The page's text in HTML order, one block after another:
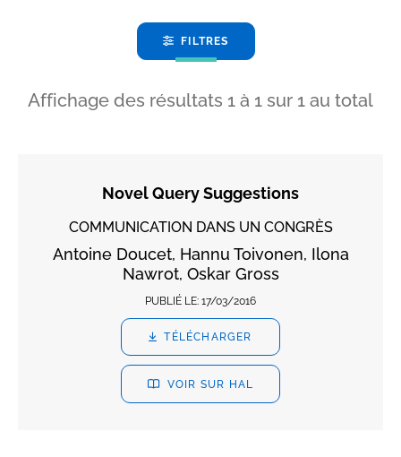
FILTRES
Affichage des résultats 1 à 1 sur 1 au total
Novel Query Suggestions
COMMUNICATION DANS UN CONGRÈS
Antoine Doucet, Hannu Toivonen, Ilona
Nawrot, Oskar Gross
PUBLIÉ LE: 17/03/2016
TÉLÉCHARGER
VOIR SUR HAL